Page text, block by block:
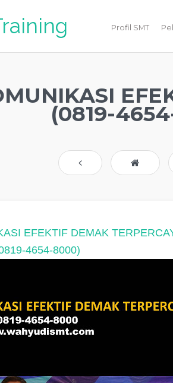
Profil SMT
(0819-
EFEKTIF DEMAK
4654-8000)